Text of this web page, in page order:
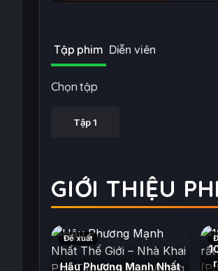
Tập phim Diễn viên
Chọn tập
Tập 1
GIỚI THIỆU
Đề xuất
Hậu Phương Mạnh Nhất